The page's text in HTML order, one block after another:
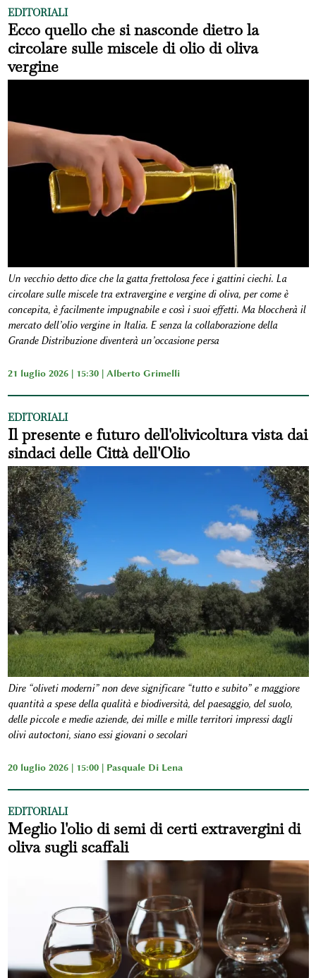
EDITORIALI
Ecco quello che si nasconde dietro la
circolare sulle miscele di olio di oliva
vergine
Un vecchio detto dice che la gatta frettolosa fece i gattini ciechi. La
circolare sulle miscele tra extravergine e vergine di oliva, per come è
concepita, è facilmente impugnabile e così i suoi effetti. Ma bloccherà il
mercato dell’olio vergine in Italia. E senza la collaborazione della
Grande Distribuzione diventerà un’occasione persa
21 luglio 2026 | 15:30 | Alberto Grimelli
EDITORIALI
Il presente e futuro dell'olivicoltura vista dai
sindaci delle Città dell'Olio
Dire “oliveti moderni” non deve significare “tutto e subito” e maggiore
quantità a spese della qualità e biodiversità, del paesaggio, del suolo,
delle piccole e medie aziende, dei mille e mille territori impressi dagli
olivi autoctoni, siano essi giovani o secolari
20 luglio 2026 | 15:00 | Pasquale Di Lena
EDITORIALI
Meglio l'olio di semi di certi extravergini di
oliva sugli scaffali